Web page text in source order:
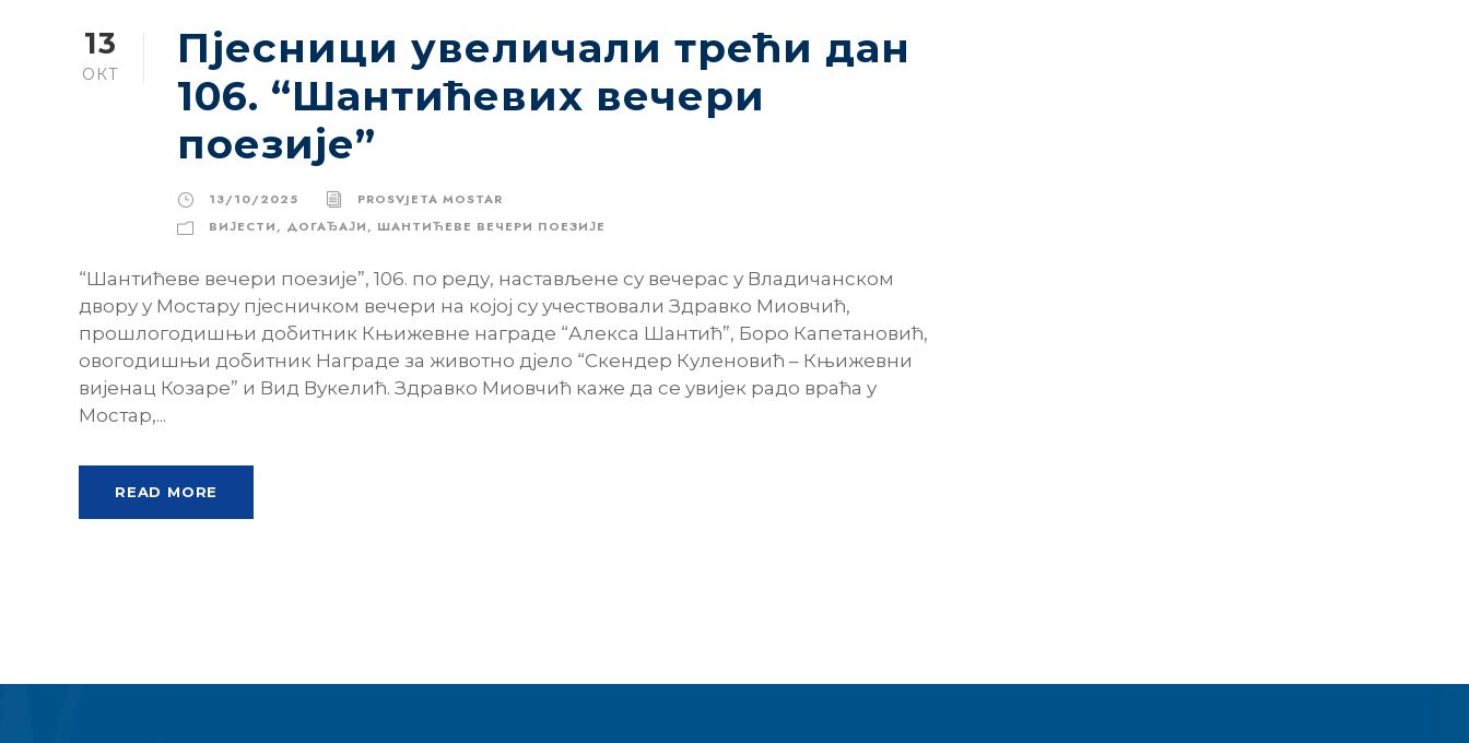
13
ОКТ
Пјесници увеличали трећи дан
106. “Шантићевих вечери
поезије”
13/10/2025
PROSVJETA MOSTAR
ВИЈЕСТИ, ДОГАЂАЈИ, ШАНТИЋЕВЕ ВЕЧЕРИ ПОЕЗИЈЕ
“Шантићеве вечери поезије”, 106. по реду, настављене су вечерас у Владичанском
двору у Мостару пјесничком вечери на којој су учествовали Здравко Миовчић,
прошлогодишњи добитник Књижевне награде “Алекса Шантић”, Боро Капетановић,
овогодишњи добитник Награде за животно д‌јело “Скендер Куленовић – Књижевни
вијенац Козаре” и Вид Вукелић. Здравко Миовчић каже да се увијек радо враћа у
Мостар,...
READ MORE